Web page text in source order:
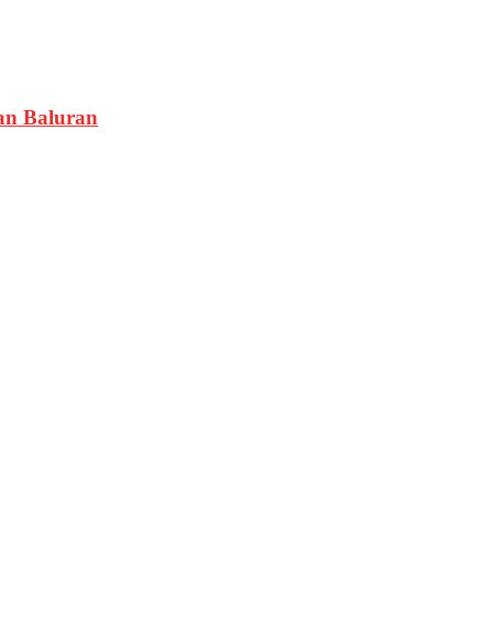
Baluran